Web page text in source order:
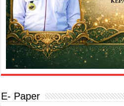
E- Paper